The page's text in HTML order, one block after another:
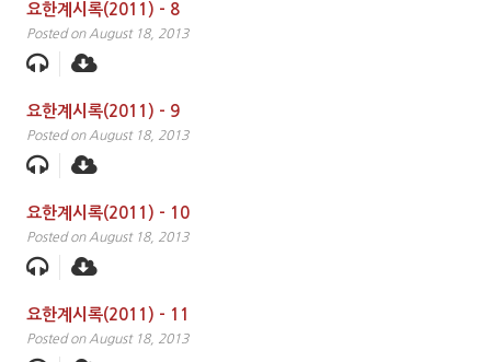
요한계시록(2011) – 8
Posted on August 18, 2013
요한계시록(2011) – 9
Posted on August 18, 2013
요한계시록(2011) – 10
Posted on August 18, 2013
요한계시록(2011) – 11
Posted on August 18, 2013